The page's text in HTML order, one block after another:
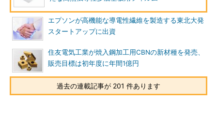
エプソンが高機能な導電性繊維を製造する東北大発
スタートアップに出資
住友電気工業が焼入鋼加工用CBNの新材種を発売、
販売目標は初年度に年間1億円
過去の連載記事が 201 件あります